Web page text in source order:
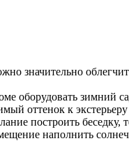
значительно
оборудовать
оттенок к
построить
наполнить